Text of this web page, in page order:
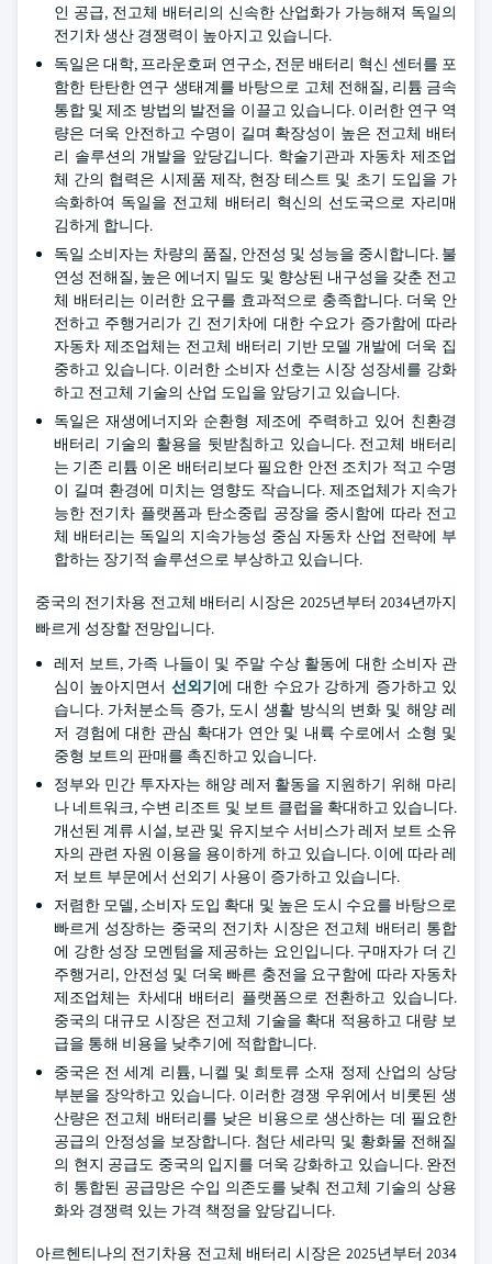
인 공급, 전고체 배터리의 신속한 산업화가 가능해져 독일의
전기차 생산 경쟁력이 높아지고 있습니다.
독일은 대학, 프라운호퍼 연구소, 전문 배터리 혁신 센터를 포
함한 탄탄한 연구 생태계를 바탕으로 고체 전해질, 리튬 금속
통합 및 제조 방법의 발전을 이끌고 있습니다. 이러한 연구 역
량은 더욱 안전하고 수명이 길며 확장성이 높은 전고체 배터
리 솔루션의 개발을 앞당깁니다. 학술기관과 자동차 제조업
체 간의 협력은 시제품 제작, 현장 테스트 및 초기 도입을 가
속화하여 독일을 전고체 배터리 혁신의 선도국으로 자리매
김하게 합니다.
독일 소비자는 차량의 품질, 안전성 및 성능을 중시합니다. 불
연성 전해질, 높은 에너지 밀도 및 향상된 내구성을 갖춘 전고
체 배터리는 이러한 요구를 효과적으로 충족합니다. 더욱 안
전하고 주행거리가 긴 전기차에 대한 수요가 증가함에 따라
자동차 제조업체는 전고체 배터리 기반 모델 개발에 더욱 집
중하고 있습니다. 이러한 소비자 선호는 시장 성장세를 강화
하고 전고체 기술의 산업 도입을 앞당기고 있습니다.
독일은 재생에너지와 순환형 제조에 주력하고 있어 친환경
배터리 기술의 활용을 뒷받침하고 있습니다. 전고체 배터리
는 기존 리튬 이온 배터리보다 필요한 안전 조치가 적고 수명
이 길며 환경에 미치는 영향도 작습니다. 제조업체가 지속가
능한 전기차 플랫폼과 탄소중립 공장을 중시함에 따라 전고
체 배터리는 독일의 지속가능성 중심 자동차 산업 전략에 부
합하는 장기적 솔루션으로 부상하고 있습니다.
중국의 전기차용 전고체 배터리 시장은 2025년부터 2034년까지
빠르게 성장할 전망입니다.
레저 보트, 가족 나들이 및 주말 수상 활동에 대한 소비자 관
심이 높아지면서 선외기에 대한 수요가 강하게 증가하고 있
습니다. 가처분소득 증가, 도시 생활 방식의 변화 및 해양 레
저 경험에 대한 관심 확대가 연안 및 내륙 수로에서 소형 및
중형 보트의 판매를 촉진하고 있습니다.
정부와 민간 투자자는 해양 레저 활동을 지원하기 위해 마리
나 네트워크, 수변 리조트 및 보트 클럽을 확대하고 있습니다.
개선된 계류 시설, 보관 및 유지보수 서비스가 레저 보트 소유
자의 관련 자원 이용을 용이하게 하고 있습니다. 이에 따라 레
저 보트 부문에서 선외기 사용이 증가하고 있습니다.
저렴한 모델, 소비자 도입 확대 및 높은 도시 수요를 바탕으로
빠르게 성장하는 중국의 전기차 시장은 전고체 배터리 통합
에 강한 성장 모멘텀을 제공하는 요인입니다. 구매자가 더 긴
주행거리, 안전성 및 더욱 빠른 충전을 요구함에 따라 자동차
제조업체는 차세대 배터리 플랫폼으로 전환하고 있습니다.
중국의 대규모 시장은 전고체 기술을 확대 적용하고 대량 보
급을 통해 비용을 낮추기에 적합합니다.
중국은 전 세계 리튬, 니켈 및 희토류 소재 정제 산업의 상당
부분을 장악하고 있습니다. 이러한 경쟁 우위에서 비롯된 생
산량은 전고체 배터리를 낮은 비용으로 생산하는 데 필요한
공급의 안정성을 보장합니다. 첨단 세라믹 및 황화물 전해질
의 현지 공급도 중국의 입지를 더욱 강화하고 있습니다. 완전
히 통합된 공급망은 수입 의존도를 낮춰 전고체 기술의 상용
화와 경쟁력 있는 가격 책정을 앞당깁니다.
아르헨티나의 전기차용 전고체 배터리 시장은 2025년부터 2034